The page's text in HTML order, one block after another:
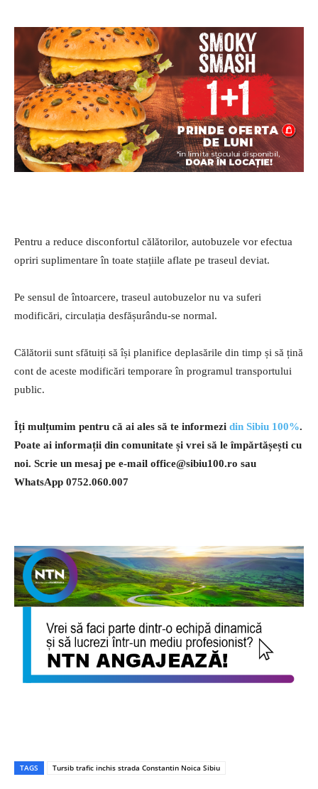
Pentru a reduce disconfortul călătorilor, autobuzele vor efectua
opriri suplimentare în toate stațiile aflate pe traseul deviat.
Pe sensul de întoarcere, traseul autobuzelor nu va suferi
modificări, circulația desfășurându-se normal.
Călătorii sunt sfătuiți să își planifice deplasările din timp și să țină
cont de aceste modificări temporare în programul transportului
public.
Îți mulțumim pentru că ai ales să te informezi din Sibiu 100%.
Poate ai informații din comunitate și vrei să le împărtășești cu
noi. Scrie un mesaj pe e-mail office@sibiu100.ro sau
WhatsApp 0752.060.007
TAGS Tursib trafic inchis strada Constantin Noica Sibiu